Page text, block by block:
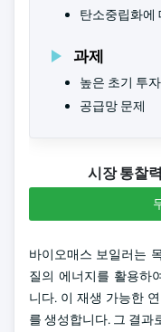
탄소중립화에
과제
높은 초기 투
공급망 문제
시장 통찰
바이오매스 보일러는
질의 에너지를 활용하
니다. 이 재생 가능한
를 생성합니다. 그 결과